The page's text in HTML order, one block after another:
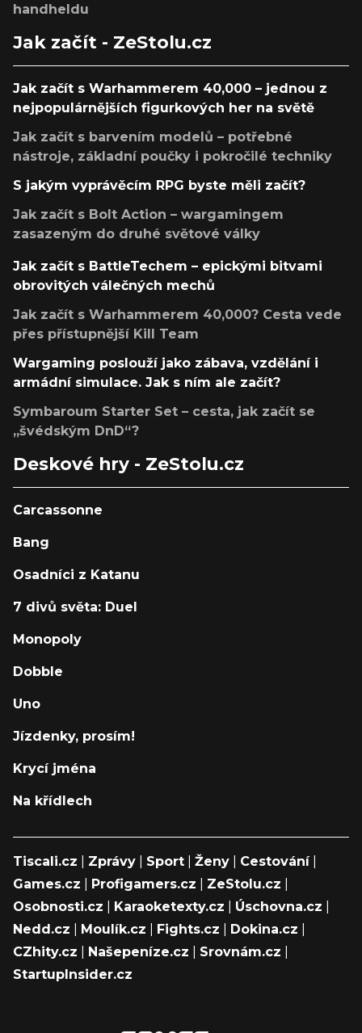
handheldu
Jak začít - ZeStolu.cz
Jak začít s Warhammerem 40,000 – jednou z
nejpopulárnějších figurkových her na světě
Jak začít s barvením modelů – potřebné
nástroje, základní poučky i pokročilé techniky
S jakým vyprávěcím RPG byste měli začít?
Jak začít s Bolt Action – wargamingem
zasazeným do druhé světové války
Jak začít s BattleTechem – epickými bitvami
obrovitých válečných mechů
Jak začít s Warhammerem 40,000? Cesta vede
přes přístupnější Kill Team
Wargaming poslouží jako zábava, vzdělání i
armádní simulace. Jak s ním ale začít?
Symbaroum Starter Set – cesta, jak začít se
„švédským DnD“?
Deskové hry - ZeStolu.cz
Carcassonne
Bang
Osadníci z Katanu
7 divů světa: Duel
Monopoly
Dobble
Uno
Jízdenky, prosím!
Krycí jména
Na křídlech
Tiscali.cz Zprávy Sport Ženy Cestování|
Games.cz
Profigamers.cz ZeStolu.cz
Osobnosti.cz
Karaoketexty.cz Úschovna.cz
Nedd.cz
Moulík.cz Fights.cz Dokina.cz
CZhity.cz
Našepeníze.cz Srovnám.cz
StartupInsider.cz